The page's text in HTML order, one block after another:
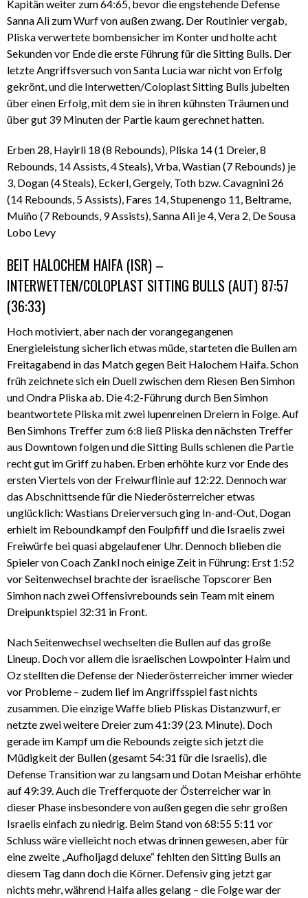
Kapitän weiter zum 64:65, bevor die engstehende Defense
Sanna Ali zum Wurf von außen zwang. Der Routinier vergab,
Pliska verwertete bombensicher im Konter und holte acht
Sekunden vor Ende die erste Führung für die Sitting Bulls. Der
letzte Angriffsversuch von Santa Lucia war nicht von Erfolg
gekrönt, und die Interwetten/Coloplast Sitting Bulls jubelten
über einen Erfolg, mit dem sie in ihren kühnsten Träumen und
über gut 39 Minuten der Partie kaum gerechnet hatten.
Erben 28, Hayirli 18 (8 Rebounds), Pliska 14 (1 Dreier, 8
Rebounds, 14 Assists, 4 Steals), Vrba, Wastian (7 Rebounds) je
3, Dogan (4 Steals), Eckerl, Gergely, Toth bzw. Cavagnini 26
(14 Rebounds, 5 Assists), Fares 14, Stupenengo 11, Beltrame,
Muiño (7 Rebounds, 9 Assists), Sanna Ali je 4, Vera 2, De Sousa
Lobo Levy
BEIT HALOCHEM HAIFA (ISR) –
INTERWETTEN/COLOPLAST SITTING BULLS (AUT) 87:57
(36:33)
Hoch motiviert, aber nach der vorangegangenen
Energieleistung sicherlich etwas müde, starteten die Bullen am
Freitagabend in das Match gegen Beit Halochem Haifa. Schon
früh zeichnete sich ein Duell zwischen dem Riesen Ben Simhon
und Ondra Pliska ab. Die 4:2-Führung durch Ben Simhon
beantwortete Pliska mit zwei lupenreinen Dreiern in Folge. Auf
Ben Simhons Treffer zum 6:8 ließ Pliska den nächsten Treffer
aus Downtown folgen und die Sitting Bulls schienen die Partie
recht gut im Griff zu haben. Erben erhöhte kurz vor Ende des
ersten Viertels von der Freiwurflinie auf 12:22. Dennoch war
das Abschnittsende für die Niederösterreicher etwas
unglücklich: Wastians Dreierversuch ging In-and-Out, Dogan
erhielt im Reboundkampf den Foulpfiff und die Israelis zwei
Freiwürfe bei quasi abgelaufener Uhr. Dennoch blieben die
Spieler von Coach Zankl noch einige Zeit in Führung: Erst 1:52
vor Seitenwechsel brachte der israelische Topscorer Ben
Simhon nach zwei Offensivrebounds sein Team mit einem
Dreipunktspiel 32:31 in Front.
Nach Seitenwechsel wechselten die Bullen auf das große
Lineup. Doch vor allem die israelischen Lowpointer Haim und
Oz stellten die Defense der Niederösterreicher immer wieder
vor Probleme – zudem lief im Angriffsspiel fast nichts
zusammen. Die einzige Waffe blieb Pliskas Distanzwurf, er
netzte zwei weitere Dreier zum 41:39 (23. Minute). Doch
gerade im Kampf um die Rebounds zeigte sich jetzt die
Müdigkeit der Bullen (gesamt 54:31 für die Israelis), die
Defense Transition war zu langsam und Dotan Meishar erhöhte
auf 49:39. Auch die Trefferquote der Österreicher war in
dieser Phase insbesondere von außen gegen die sehr großen
Israelis einfach zu niedrig. Beim Stand von 68:55 5:11 vor
Schluss wäre vielleicht noch etwas drinnen gewesen, aber für
eine zweite „Aufholjagd deluxe“ fehlten den Sitting Bulls an
diesem Tag dann doch die Körner. Defensiv ging jetzt gar
nichts mehr, während Haifa alles gelang – die Folge war der